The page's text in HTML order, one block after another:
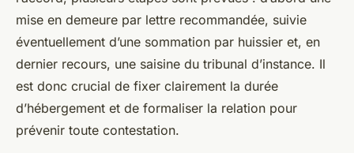
mise en demeure par lettre recommandée, suivie
éventuellement d’une sommation par huissier et, en
dernier recours, une saisine du tribunal d’instance. Il
est donc crucial de fixer clairement la durée
d’hébergement et de formaliser la relation pour
prévenir toute contestation.